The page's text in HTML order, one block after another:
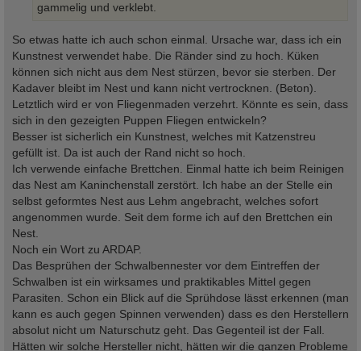
gammelig und verklebt.
So etwas hatte ich auch schon einmal. Ursache war, dass ich ein
Kunstnest verwendet habe. Die Ränder sind zu hoch. Küken
können sich nicht aus dem Nest stürzen, bevor sie sterben. Der
Kadaver bleibt im Nest und kann nicht vertrocknen. (Beton).
Letztlich wird er von Fliegenmaden verzehrt. Könnte es sein, dass
sich in den gezeigten Puppen Fliegen entwickeln?
Besser ist sicherlich ein Kunstnest, welches mit Katzenstreu
gefüllt ist. Da ist auch der Rand nicht so hoch.
Ich verwende einfache Brettchen. Einmal hatte ich beim Reinigen
das Nest am Kaninchenstall zerstört. Ich habe an der Stelle ein
selbst geformtes Nest aus Lehm angebracht, welches sofort
angenommen wurde. Seit dem forme ich auf den Brettchen ein
Nest.
Noch ein Wort zu ARDAP.
Das Besprühen der Schwalbennester vor dem Eintreffen der
Schwalben ist ein wirksames und praktikables Mittel gegen
Parasiten. Schon ein Blick auf die Sprühdose lässt erkennen (man
kann es auch gegen Spinnen verwenden) dass es den Herstellern
absolut nicht um Naturschutz geht. Das Gegenteil ist der Fall.
Hätten wir solche Hersteller nicht, hätten wir die ganzen Probleme